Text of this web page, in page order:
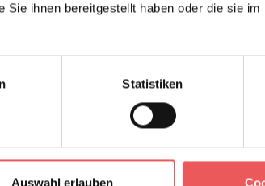
ihnen bereitgestellt haben oder die sie
Statistiken
Auswahl erlauben